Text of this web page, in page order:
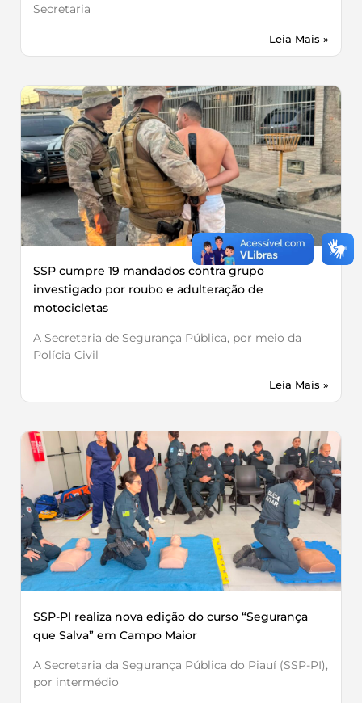
Secretaria
Leia Mais »
SSP cumpre 19 mandados contra grupo
investigado por roubo e adulteração de
motocicletas
A Secretaria de Segurança Pública, por meio da
Polícia Civil
Leia Mais »
SSP-PI realiza nova edição do curso “Segurança
que Salva” em Campo Maior
A Secretaria da Segurança Pública do Piauí (SSP-PI),
por intermédio